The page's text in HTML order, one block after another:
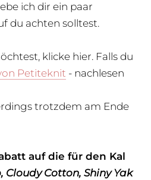
ich dir ein paar
du achten solltest.
klicke hier. Falls du
Petiteknit - nachlesen
trotzdem am Ende
auf die für den Kal
Cloudy Cotton, Shiny Yak